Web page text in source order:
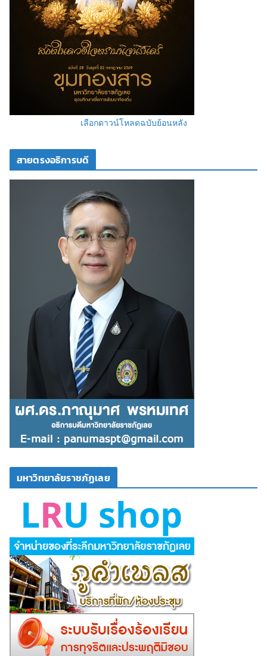
เลือกดาวน์โหลดฉบับย้อนหลัง
สายตรงอธิการบดี
มหาวิทยาลัยราชภัฏเลย